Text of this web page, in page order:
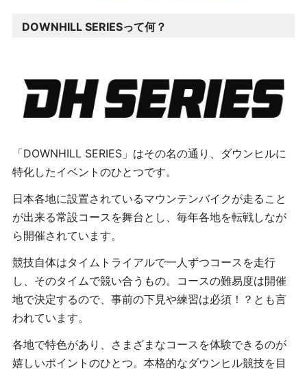
DOWNHILL SERIESって何？
「DOWNHILL SERIES」はその名の通り、ダウンヒルに
特化したイベントのひとつです。
日本各地に設置されているマウンテンバイクが走ること
が出来る常設コースを舞台とし、毎年各地を転戦しなが
ら開催されています。
競技自体はタイムトライアルで一人ずつコースを走行
し、そのタイムで競い合うもの。コースの難易度は開催
地で決定するので、事前の下見や練習は必須！？とも言
われています。
各地で特色があり、さまざまなコースを体験できるのが
嬉しいポイントのひとつ。本格的なダウンヒル競技を目